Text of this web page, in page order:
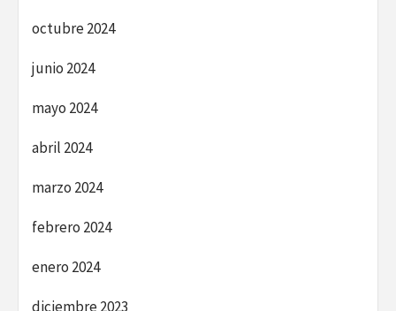
octubre 2024
junio 2024
mayo 2024
abril 2024
marzo 2024
febrero 2024
enero 2024
diciembre 2023